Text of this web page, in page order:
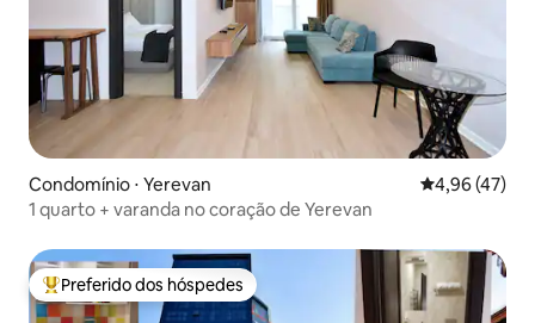
Condomínio ⋅ Yerevan 4,96 de uma
4,96 (47)
1 quarto + varanda no coração de Yerevan
Entre os melhores preferidos dos hóspedes
Preferido dos hóspedes